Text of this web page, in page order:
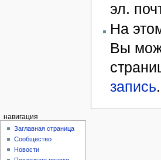
эл.
На
Вы
запись.
навигация
Заглавная страница
Сообщество
Новости